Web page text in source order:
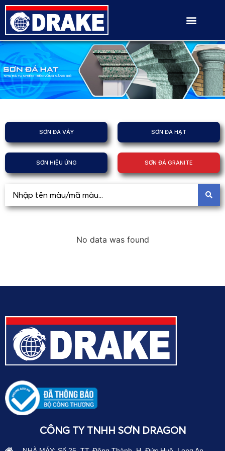
SƠN ĐÁ VẢY SƠN ĐÁ HẠT
SƠN HIỆU ỨNG SƠN ĐÁ GRANITE
No data was found
CÔNG TY TNHH SƠN DRAGON